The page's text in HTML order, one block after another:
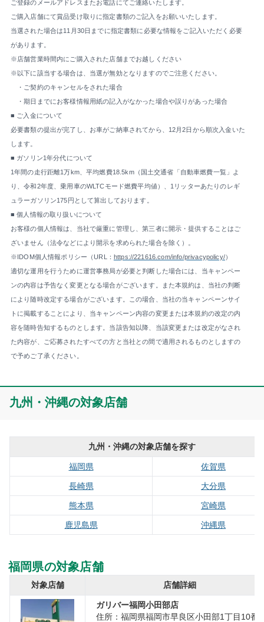
ご登録のメールアドレスまたお電話にてご連絡いたします。
ご購入店舗にて賞品受け取りに指定書類のご記入をお願いいたします。
当選された場合は11月30日までに指定書類に必要な情報をご記入いただく必要
があります。
※店舗営業時間内にご購入された店舗までお越しください
※以下に該当する場合は、当選が無効となりますのでご注意ください。
・ご契約のキャンセルをされた場合
・期日までにお客様情報用紙の記入がなかった場合や誤りがあった場合
■ ご入金について
必要書類の提出が完了し、お車がご納車されてから、12月2日から順次入金いた
します。
■ ガソリン1年分代について
1年間の走行距離1万km、平均燃費18.5km（国土交通省「自動車燃費一覧」よ
り、令和2年度、乗用車のWLTCモード燃費平均値）、1リッターあたりのレギ
ュラーガソリン175円として算出しております。
■ 個人情報の取り扱いについて
お客様の個人情報は、当社で厳重に管理し、第三者に開示・提供することはご
ざいません（法令などにより開示を求められた場合を除く）。
※IDOM個人情報ポリシー（URL： https://221616.com/info/privacypolicy/）
適切な運用を行うために運営事務局が必要と判断した場合には、当キャンペー
ンの内容は予告なく変更となる場合がございます。また本規約は、当社の判断
により随時改定する場合がございます。この場合、当社の当キャンペーンサイ
トに掲載することにより、当キャンペーン内容の変更または本規約の改定の内
容を随時告知するものとします。当該告知以降、当該変更または改定がなされ
た内容が、ご応募されたすべての方と当社との間で適用されるものとしますの
で予めご了承ください。
九州・沖縄の対象店舗
九州・沖縄の対象店舗を探す
福岡県 佐賀県
長崎県 大分県
熊本県 宮崎県
鹿児島県 沖縄県
福岡県の対象店舗
対象店舗 店舗詳細
ガリバー福岡小田部店
住所：福岡県福岡市早良区小田部1丁目10番7